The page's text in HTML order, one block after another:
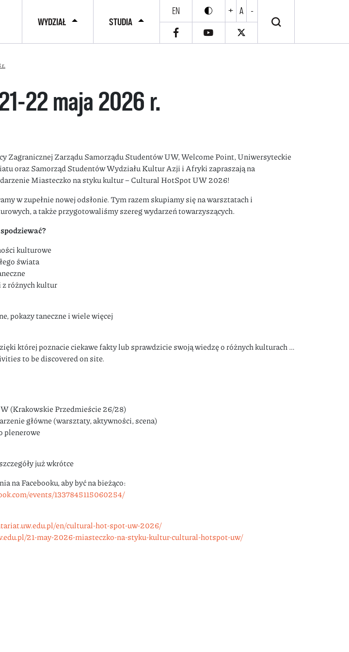
WYDZIAŁ STUDIA
EN Włącz wysoki kontrast
Wyłącz wysoki kontrast
+ A -
r.
22 maja 2026 r.
Zagranicznej Zarządu Samorządu Studentów UW, Welcome Point, Uniwersyteckie
oraz Samorząd Studentów Wydziału Kultur Azji i Afryki zapraszają na
Miasteczko na styku kultur – Cultural HotSpot UW 2026!
w zupełnie nowej odsłonie. Tym razem skupiamy się na warsztatach i
a także przygotowaliśmy szereg wydarzeń towarzyszących.
kulturowe
świata
różnych kultur
pokazy taneczne i wiele więcej
której poznacie ciekawe fakty lub sprawdzicie swoją wiedzę o różnych kulturach …
to be discovered on site.
(Krakowskie Przedmieście 26/28)
główne (warsztaty, aktywności, scena)
plenerowe
już wkrótce
na Facebooku, aby być na bieżąco:
events/1337845115060254/
edu.pl/en/cultural-hot-spot-uw-2026/
21-may-2026-miasteczko-na-styku-kultur-cultural-hotspot-uw/